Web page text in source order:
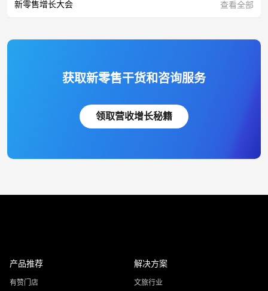
新零售增长大会 查看全部
获取新零售干货和咨询服务
领取营收增长秘籍
产品推荐
有赞门店
解决方案
文旅行业